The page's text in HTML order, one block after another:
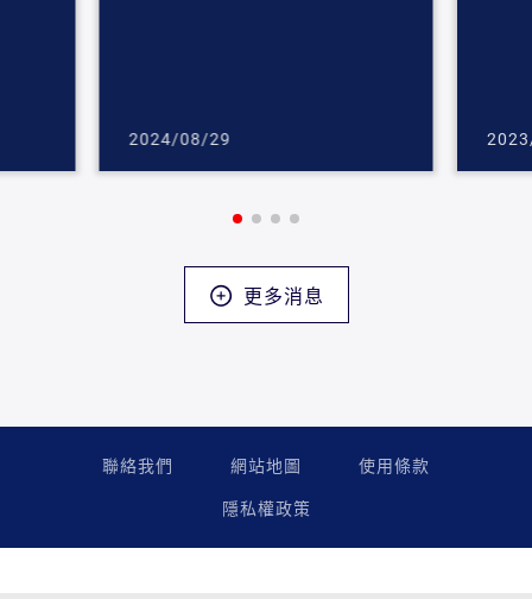
2024/08/29
更多消息
聯絡我們 網站地圖
使用條款
隱私權政策